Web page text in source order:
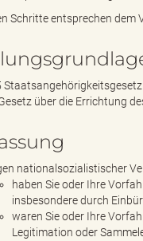
Schritte entsprechen dem
Staatsangehörigkeitsgesetz
über die Errichtung
nationalsozialistischer
haben Sie oder Ihre
insbesondere durch
waren Sie oder Ihre
Legitimation oder